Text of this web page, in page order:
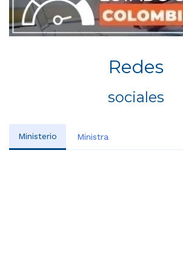
Redes
sociales
Ministerio Ministra